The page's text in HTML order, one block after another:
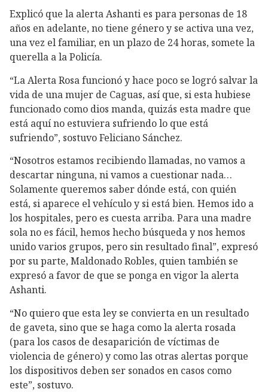
Explicó que la alerta Ashanti es para personas de 18
años en adelante, no tiene género y se activa una vez,
una vez el familiar, en un plazo de 24 horas, somete la
querella a la Policía.
“La Alerta Rosa funcionó y hace poco se logró salvar la
vida de una mujer de Caguas, así que, si esta hubiese
funcionado como dios manda, quizás esta madre que
está aquí no estuviera sufriendo lo que está
sufriendo”, sostuvo Feliciano Sánchez.
“Nosotros estamos recibiendo llamadas, no vamos a
descartar ninguna, ni vamos a cuestionar nada…
Solamente queremos saber dónde está, con quién
está, si aparece el vehículo y si está bien. Hemos ido a
los hospitales, pero es cuesta arriba. Para una madre
sola no es fácil, hemos hecho búsqueda y nos hemos
unido varios grupos, pero sin resultado final”, expresó
por su parte, Maldonado Robles, quien también se
expresó a favor de que se ponga en vigor la alerta
Ashanti.
“No quiero que esta ley se convierta en un resultado
de gaveta, sino que se haga como la alerta rosada
(para los casos de desaparición de víctimas de
violencia de género) y como las otras alertas porque
los dispositivos deben ser sonados en casos como
este”, sostuvo.